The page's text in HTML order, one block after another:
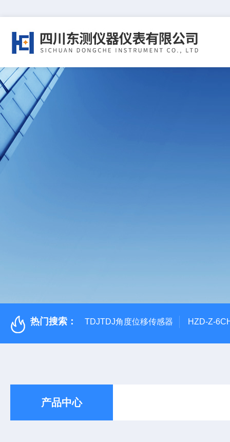
热门搜索： TDJTDJ角度位移传感器 HZD-Z-
产品中心